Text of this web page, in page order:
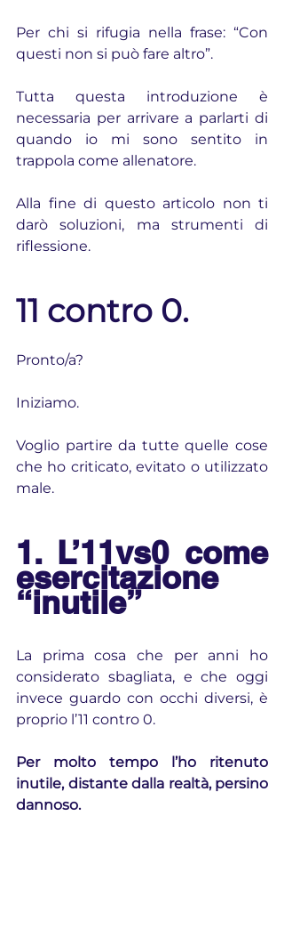
Per chi si rifugia nella frase: “Con
questi non si può fare altro”.
Tutta questa introduzione è
necessaria per arrivare a parlarti di
quando io mi sono sentito in
trappola come allenatore.
Alla fine di questo articolo non ti
darò soluzioni, ma strumenti di
riflessione.
11 contro 0.
Pronto/a?
Iniziamo.
Voglio partire da tutte quelle cose
che ho criticato, evitato o utilizzato
male.
1. L’11vs0 come
esercitazione
“inutile”
La prima cosa che per anni ho
considerato sbagliata, e che oggi
invece guardo con occhi diversi, è
proprio l’11 contro 0.
Per molto tempo l’ho ritenuto
inutile, distante dalla realtà, persino
dannoso.